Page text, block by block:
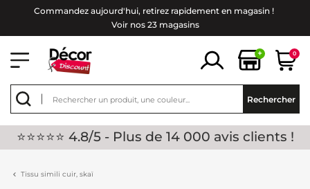
Commandez aujourd'hui, retirez rapidement en magasin !
Voir nos 23 magasins
+ 0
Rechercher
⭐⭐⭐⭐⭐ 4.8/5 - Plus de 14 000 avis clients !
Tissu simili cuir, skaï